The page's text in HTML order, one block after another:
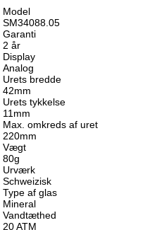
Model
SM34088.05
Garanti
2 år
Display
Analog
Urets bredde
42mm
Urets tykkelse
11mm
Max. omkreds af uret
220mm
Vægt
80g
Urværk
Schweizisk
Type af glas
Mineral
Vandtæthed
20 ATM